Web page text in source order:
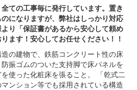
ての工事毎に発行しています。置き
になりますが、弊社はしっかり対応
り「保証書があるから安心して頼め
ます！安心してお任せください！！
の建物で、鉄筋コンクリート性の床
振ゴムのついた支持脚で床パネルを
使った化粧床を張ること。 「乾式二
ンション等でも採用されている構造